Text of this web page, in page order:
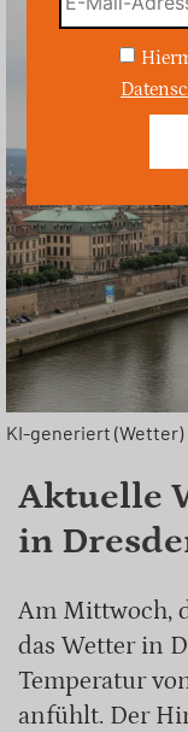
KI-generiert (Wetter)
Aktuelle
in
Am Mittwoch,
das Wetter in
Temperatur
anfühlt. Der